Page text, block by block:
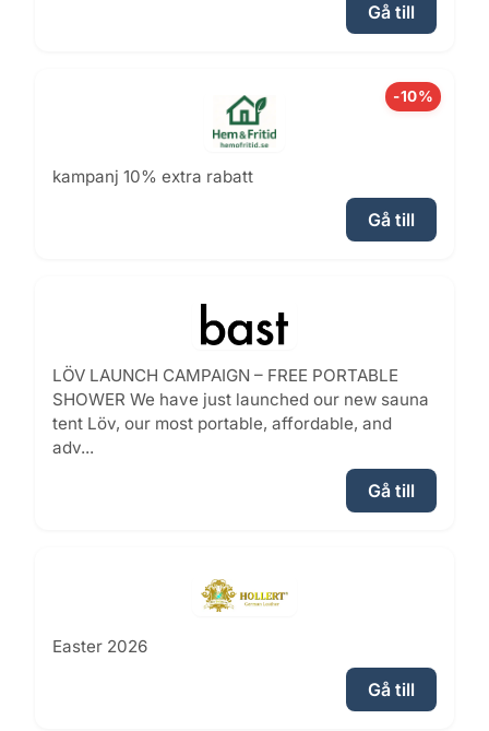
Gå till
-10%
kampanj 10% extra rabatt
Gå till
LÖV LAUNCH CAMPAIGN – FREE PORTABLE
SHOWER We have just launched our new sauna
tent Löv, our most portable, affordable, and
adv...
Gå till
Easter 2026
Gå till